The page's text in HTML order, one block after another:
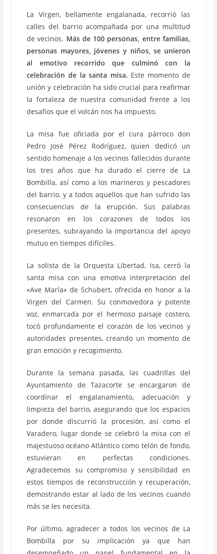
La Virgen, bellamente engalanada, recorrió las
calles del barrio acompañada por una multitud
de vecinos. Más de 100 personas, entre familias,
personas mayores, jóvenes y niños, se unieron
al emotivo recorrido que culminó con la
celebración de la santa misa. Este momento de
unión y celebración ha sido crucial para reafirmar
la fortaleza de nuestra comunidad frente a los
desafíos que el volcán nos ha impuesto.
La misa fue oficiada por el cura párroco don
Pedro José Pérez Rodríguez, quien dedicó un
sentido homenaje a los vecinos fallecidos durante
los tres años que ha durado el cierre de La
Bombilla, así como a los marineros y pescadores
del barrio, y a todos aquellos que han sufrido las
consecuencias de la erupción. Sus palabras
resonaron en los corazones de todos los
presentes, subrayando la importancia del apoyo
mutuo en tiempos difíciles.
La solista de la Orquesta Libertad, Isa, cerró la
santa misa con una emotiva interpretación del
«Ave María» de Schubert, ofrecida en honor a la
Virgen del Carmen. Su conmovedora y potente
voz, enmarcada por el hermoso paisaje costero,
tocó profundamente el corazón de los vecinos y
autoridades presentes, creando un momento de
gran emoción y recogimiento.
Durante la semana pasada, las cuadrillas del
Ayuntamiento de Tazacorte se encargaron de
coordinar el engalanamiento, adecuación y
limpieza del barrio, asegurando que los espacios
por donde discurrió la procesión, así como el
Varadero, lugar donde se celebró la misa con el
majestuoso océano Atlántico como telón de fondo,
estuvieran en perfectas condiciones.
Agradecemos su compromiso y sensibilidad en
estos tiempos de reconstrucción y recuperación,
demostrando estar al lado de los vecinos cuando
más se les necesita.
Por último, agradecer a todos los vecinos de La
Bombilla por su implicación ya que han